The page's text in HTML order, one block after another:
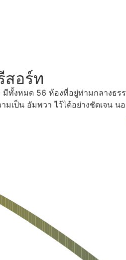
สอร์ท
มีทั้งหมด 56 ห้องที่อยู่ท่ามกลางธ
มเป็น อัมพวา ไว้ได้อย่างชัดเจน